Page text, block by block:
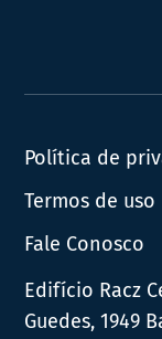
Política de
Termos de uso
Fale Conosco
Edifício Racz
Guedes, 1949